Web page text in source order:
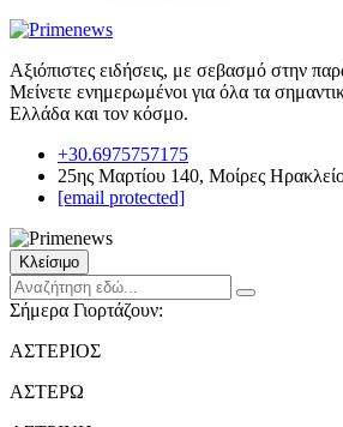
Αξιόπιστες ειδήσεις, με σεβασμό στην
Μείνετε ενημερωμένοι για όλα τα
Ελλάδα και τον κόσμο.
+30.6975757175
25ης Μαρτίου 140, Μοίρες
[email protected]
Κλείσιμο
Σήμερα Γιορτάζουν:
ΑΣΤΕΡΙΟΣ
ΑΣΤΕΡΩ